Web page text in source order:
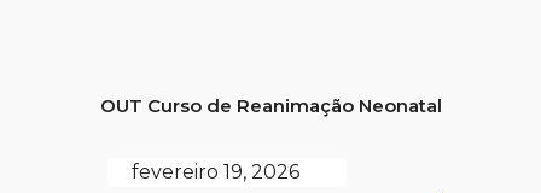
OUT Curso de Reanimação Neonatal
fevereiro 19, 2026